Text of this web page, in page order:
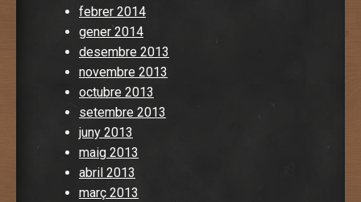
febrer 2014
gener 2014
desembre 2013
novembre 2013
octubre 2013
setembre 2013
juny 2013
maig 2013
abril 2013
març 2013